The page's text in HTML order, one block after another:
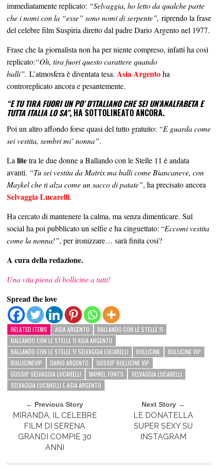
immediatamente replicato: “Selvaggia, ho letto da qualche parte
che i nomi con la “esse” sono nomi di serpente”, riprendo la frase
del celebre film Suspiria diretto dal padre Dario Argento nel 1977.
Frase che la giornalista non ha per niente compreso, infatti ha così
replicato:“Oh, tira fuori questo carattere quando
balli”. L’atmosfera è diventata tesa. Asia Argentoha
controreplicato ancora e pesantemente.
“E TU TIRA FUORI UN PO’ D’ITALIANO CHE SEI UN’ANALFABETA E
TUTTA ITALIA LO SA”, HA SOTTOLINEATO ANCORA.
Poi un altro affondo forse quasi del tutto gratuito: “E guarda come
sei vestita, sembri mi’ nonna”.
Lalitetra le due donne a Ballando con le Stelle 11 è andata
avanti. “Tu sei vestita da Matrix ma balli come Biancaneve, con
Maykel che ti alza come un sacco di patate”, ha precisato ancora
Selvaggia Lucarelli.
Ha cercato di mantenere la calma, ma senza dimenticare. Sul
social ha poi pubblicato un selfie e ha cinguettato: “Eccomi vestita
come la nonna!”, per ironizzare… sarà finita cosi?
A cura della redazione.
Una vita piena di bollicine a tutti!
Spread the love
RELATED ITEMS ASIA ARGENTO
BALLANDO CON LE STELLE 11
BALLANDO CON LE STELLE 11 ASIA ARGENTO
BALLANDO CON LE STELLE 11 SELVAGGIA LUCARELLI
BOLLICINE
BOLLICINE VIP
BOLLICINEVIP
DARIO ARGENTO
GOSSIP BOLLICINE VIP
GOSSIP SELVAGGIA LUCARELLI
MAYKEL FONTS
SELVAGGIA LUCARELLI
SELVAGGIA LUCARELLI E ASIA ARGENTO
← Previous Story
MIRANDA, IL CELEBRE
FILM DI SERENA
GRANDI COMPIE 30
ANNI
Next Story →
LE DONATELLA
SUPER SEXY SU
INSTAGRAM